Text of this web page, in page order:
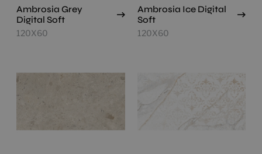
Ambrosia Grey
Digital Soft
120X60
Ambrosia Ice Digital
Soft
120X60